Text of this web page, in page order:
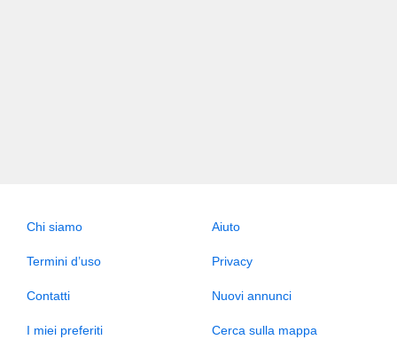
Chi siamo Aiuto
Termini d’uso Privacy
Contatti Nuovi annunci
I miei preferiti Cerca sulla mappa